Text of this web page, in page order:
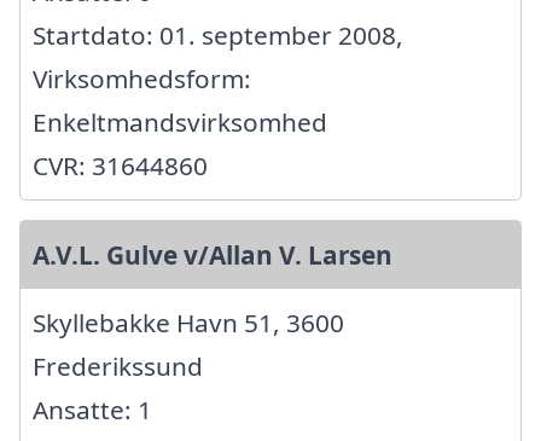
Startdato: 01. september 2008,
Virksomhedsform:
Enkeltmandsvirksomhed
CVR: 31644860
A.V.L. Gulve v/Allan V. Larsen
Skyllebakke Havn 51, 3600
Frederikssund
Ansatte: 1